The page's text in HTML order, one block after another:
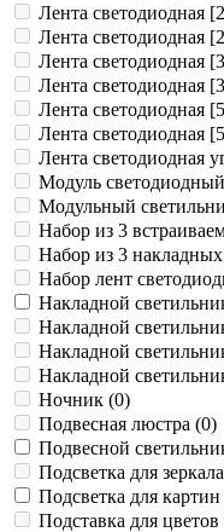
Лента светодиодная
Лента светодиодная
Лента светодиодная
Лента светодиодная
Лента светодиодная
Лента светодиодная
Лента светодиодная
Модуль
Модульный
Набор из 3
Набор из 3
Набор лент
Накладной
Накладной
Накладной
Накладной
Ночник (0)
Подвесная люстра (0)
Подвесной
Подсветка для
Подсветка для картин
Подставка для цветов